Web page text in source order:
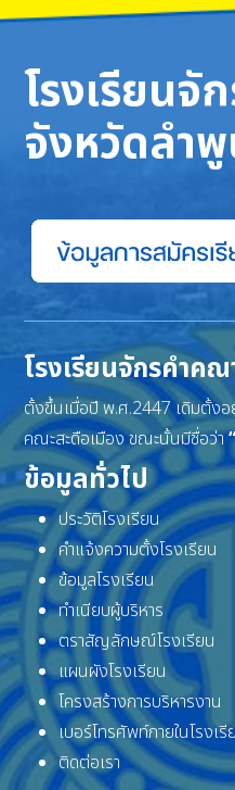
โรงเรียนจั
จังหวัดลำ
โรงเรียนจักรคำค
ตั้งขึ้นเมื่อปี พ.ศ.2447 เดิมตั้ง
คณะสะดือเมือง ขณะนั้นมีชื่อว่า
ข้อมูลทั่วไป
ประวัติโรงเรียน
คำแจ้งความตั้งโรงเรียน
ข้อมูลโรงเรียน
ทำเนียบผู้บริหาร
ตราสัญลักษณ์โรงเรียน
แผนผังโรงเรียน
โครงสร้างการบริหารงาน
เบอร์โทรศัพท์ภายในโรงเ
ติดต่อเรา